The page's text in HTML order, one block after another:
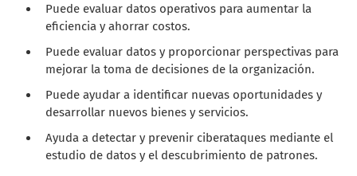
Puede evaluar datos operativos para aumentar la
eficiencia y ahorrar costos.
Puede evaluar datos y proporcionar perspectivas para
mejorar la toma de decisiones de la organización.
Puede ayudar a identificar nuevas oportunidades y
desarrollar nuevos bienes y servicios.
Ayuda a detectar y prevenir ciberataques mediante el
estudio de datos y el descubrimiento de patrones.